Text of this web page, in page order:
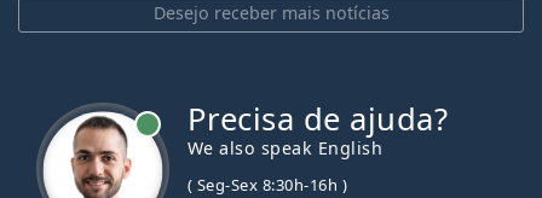
Desejo receber mais notícias
Precisa de ajuda?
We also speak English
( Seg-Sex 8:30h-16h )